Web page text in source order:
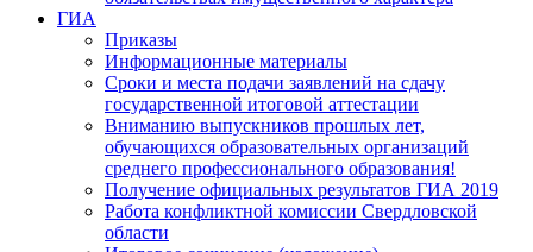
ГИА
Приказы
Информационные материалы
Сроки и места подачи заявлений на сдачу
государственной итоговой аттестации
Вниманию выпускников прошлых лет,
обучающихся образовательных организаций
среднего профессионального образования!
Получение официальных результатов ГИА 2019
Работа конфликтной комиссии Свердловской
области